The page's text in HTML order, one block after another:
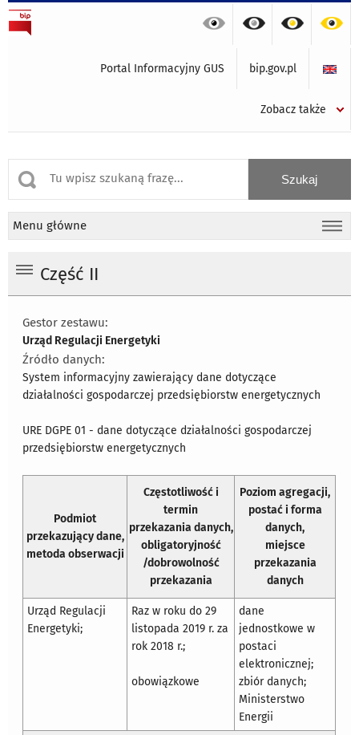
Portal Informacyjny GUS bip.gov.pl
Zobacz także
Menu główne
Część II
Gestor zestawu:
Urząd Regulacji Energetyki
Źródło danych:
System informacyjny zawierający dane dotyczące
działalności gospodarczej przedsiębiorstw energetycznych
URE DGPE 01 - dane dotyczące działalności gospodarczej
przedsiębiorstw energetycznych
Podmiot
przekazujący dane,
metoda obserwacji
Częstotliwość i
termin
przekazania danych,
obligatoryjność
/dobrowolność
przekazania
Poziom agregacji,
postać i forma
danych,
miejsce
przekazania
danych
Urząd Regulacji
Energetyki;
Raz w roku do 29
listopada 2019 r. za
rok 2018 r.;
obowiązkowe
dane
jednostkowe w
postaci
elektronicznej;
zbiór danych;
Ministerstwo
Energii